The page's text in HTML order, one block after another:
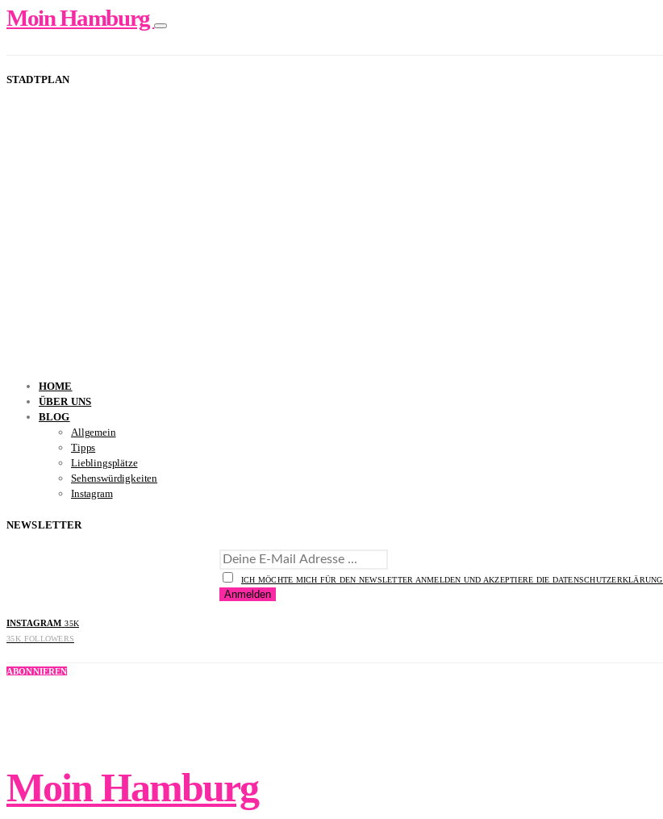
Moin Hamburg
STADTPLAN
HOME
ÜBER UNS
BLOG
Allgemein
Tipps
Lieblingsplätze
Sehenswürdigkeiten
Instagram
NEWSLETTER
ICH MÖCHTE MICH FÜR DEN NEWSLETTER ANMELDEN UND AKZEPTIERE DIE DATENSCHUTZERKLÄRUNG.
INSTAGRAM 35K
35K FOLLOWERS
ABONNIEREN
Moin Hamburg